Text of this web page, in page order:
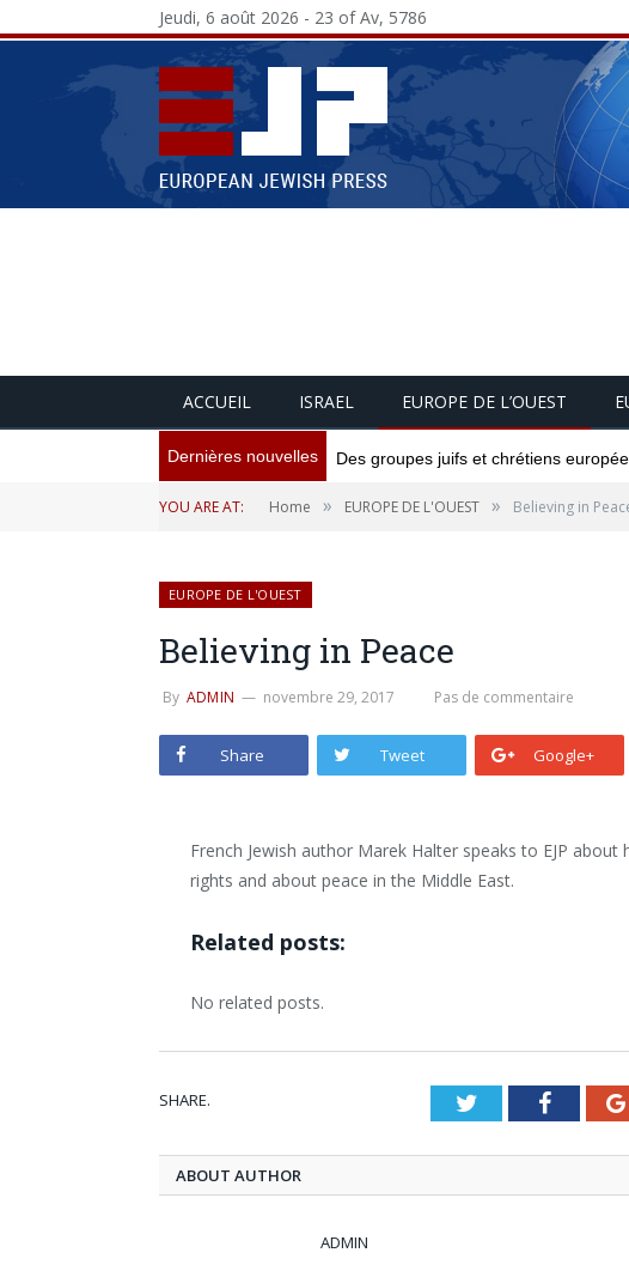
Jeudi, 6 août 2026 - 23 of Av, 5786
ACCUEIL ISRAEL EUROPE DE L’OUEST
Dernières nouvelles Des groupes juifs et chrétiens
YOU ARE AT: Home » EUROPE DE L'OUEST » Believing in
EUROPE DE L'OUEST
Believing in Peace
By ADMIN novembre 29, 2017 Pas de commentaire
Share Tweet Google+
French Jewish author Marek Halter speaks to EJP about
rights and about peace in the Middle East.
Related posts:
No related posts.
SHARE. Twitter
ABOUT AUTHOR
ADMIN